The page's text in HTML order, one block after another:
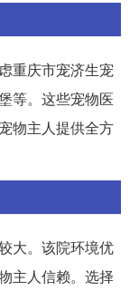
重庆市宠济生宠
等。这些宠物医
物主人提供全方
大。该院环境优
主人信赖。选择